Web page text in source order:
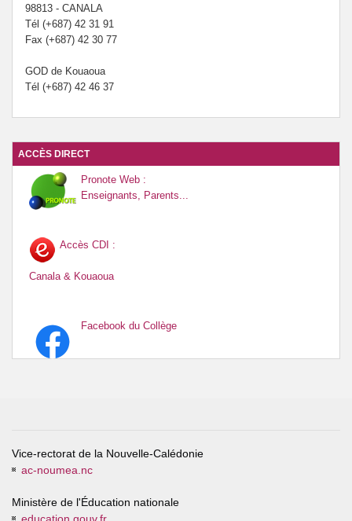
98813 - CANALA
Tél (+687) 42 31 91
Fax (+687) 42 30 77
GOD de Kouaoua
Tél (+687) 42 46 37
ACCÈS DIRECT
Pronote Web :
Enseignants, Parents...
Accès CDI :
Canala & Kouaoua
Facebook du Collège
Vice-rectorat de la Nouvelle-Calédonie
ac-noumea.nc
Ministère de l'Éducation nationale